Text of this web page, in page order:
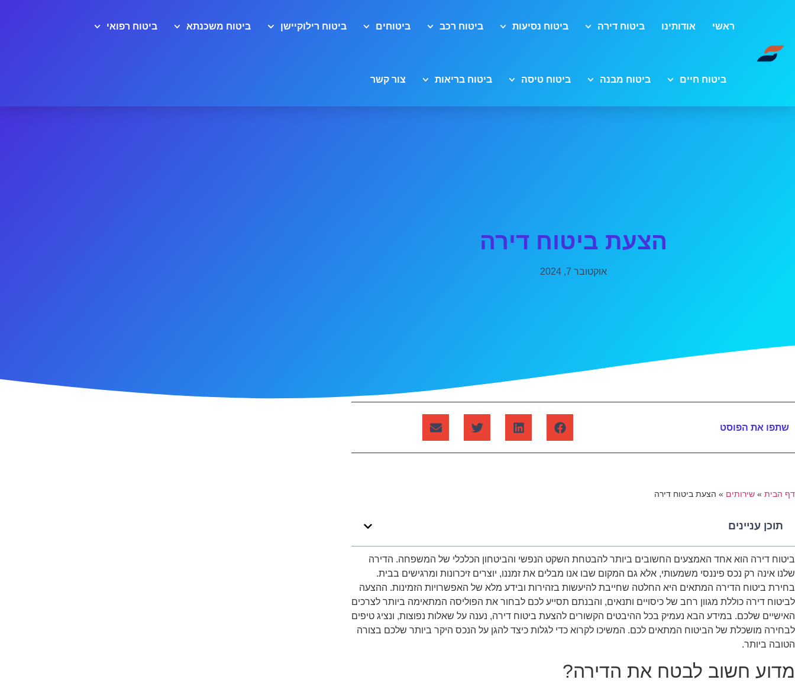
ראשי אודותינו ביטוח דירה ביטוח נסיעות ביטוח רכב ביטוחים ביטוח רילוקיישן ביטוח משכנתא ביטוח רפואי
ביטוח חיים ביטוח מבנה ביטוח טיסה ביטוח בריאות צור קשר
הצעת ביטוח דירה
אוקטובר 7, 2024
שתפו את הפוסט
דף הבית » שירותים » הצעת ביטוח דירה
תוכן עניינים
ביטוח דירה הוא אחד האמצעים החשובים ביותר להבטחת השקט הנפשי והביטחון הכלכלי של המשפחה. הדירה
שלנו אינה רק נכס פיננסי משמעותי, אלא גם המקום שבו אנו מבלים את זמננו, יוצרים זיכרונות ומרגישים בבית.
בחירת ביטוח הדירה המתאים היא החלטה שחייבת להיעשות בזהירות ובידע מלא של האפשרויות הזמינות. ההצעה
לביטוח דירה כוללת מגוון רחב של כיסויים ותנאים, והבנתם תסייע לכם לבחור את הפוליסה המתאימה ביותר לצרכים
האישיים שלכם. במידע הבא נעמיק בכל ההיבטים הקשורים להצעת ביטוח דירה, נענה על שאלות נפוצות, ונציג טיפים
לבחירה מושכלת של הביטוח המתאים לכם. המשיכו לקרוא כדי לגלות כיצד להגן על הנכס היקר ביותר שלכם בצורה
הטובה ביותר.
מדוע חשוב לבטח את הדירה?